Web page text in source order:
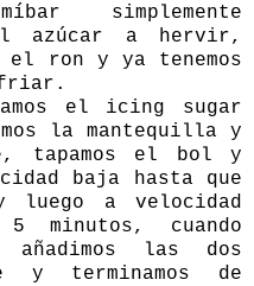
simplemente
azúcar a hervir,
el ron y ya tenemos
el icing sugar
la mantequilla y
tapamos el bol y
baja hasta que
luego a velocidad
minutos, cuando
las dos
y terminamos de